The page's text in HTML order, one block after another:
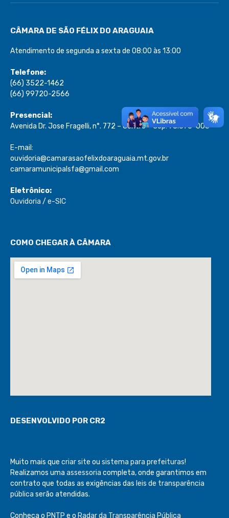
CÂMARA DE SÃO FÉLIX DO ARAGUAIA
Atendimento de segunda a sexta de 08:00 às 13:00
Telefone:
(66) 3522-1462
(66) 99720-2566
Presencial:
Avenida Dr. Jose Fragelli, n°. 772 – Centro – Cep: 78.670-000
E-mail:
ouvidoria@camarasaofelixdoaraguaia.mt.gov.br
camaramunicipalsfa@gmail.com
Eletrônico:
Ouvidoria / e-SIC
COMO CHEGAR À CÂMARA
DESENVOLVIDO POR CR2
Muito mais que criar site ou sistema para prefeituras!
Realizamos uma assessoria completa, onde garantimos em
contrato que todas as exigências das leis de transparência
pública serão atendidas.
Conheça o PNTP e o Radar da Transparência Pública